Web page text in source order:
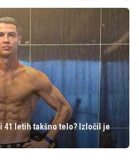
41 letih takšno telo? Izločil je